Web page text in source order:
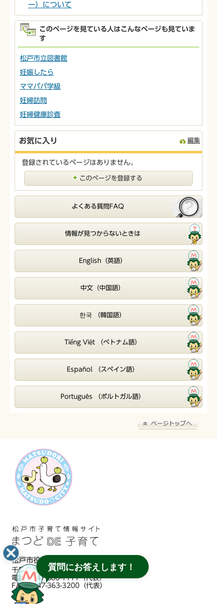
ー）について
このページを見ている人はこんなページも見ていま
す
松戸市立図書館
妊娠したら
ママパパ学級
妊婦訪問
妊婦健康診査
お気に入り 編集
登録されているページはありません。
このページを登録する
よくある質問FAQ
情報が見つからないときは
English（英語）
中文（中国語）
한국 （韓国語）
Tiếng Việt （ベトナム語）
Español （スペイン語）
Português （ポルトガル語）
松戸市役所
千葉県松戸市根本387番地の5
電話：047-366-1111（代表）
FAX：047-363-3200（代表）
質問にお答えします！